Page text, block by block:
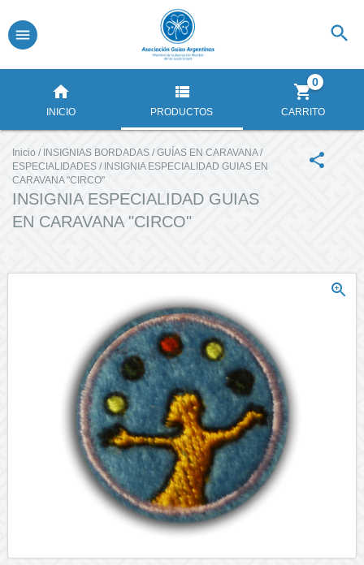
INICIO PRODUCTOS CARRITO
0
Inicio / INSIGNIAS BORDADAS / GUÍAS EN CARAVANA /
ESPECIALIDADES / INSIGNIA ESPECIALIDAD GUIAS EN
CARAVANA "CIRCO"
INSIGNIA ESPECIALIDAD GUIAS
EN CARAVANA "CIRCO"